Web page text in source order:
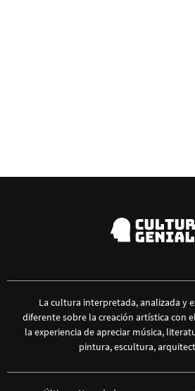
La cultura interpretada, analizada y
diferente sobre la creación artística con
la experiencia de apreciar música,
pintura, escultura,